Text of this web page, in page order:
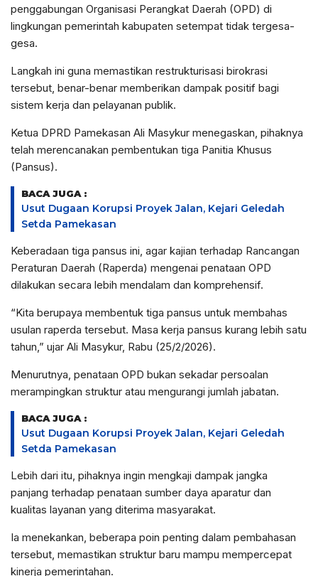
penggabungan Organisasi Perangkat Daerah (OPD) di
lingkungan pemerintah kabupaten setempat tidak tergesa-
gesa.
Langkah ini guna memastikan restrukturisasi birokrasi
tersebut, benar-benar memberikan dampak positif bagi
sistem kerja dan pelayanan publik.
Ketua DPRD Pamekasan Ali Masykur menegaskan, pihaknya
telah merencanakan pembentukan tiga Panitia Khusus
(Pansus).
BACA JUGA :
Usut Dugaan Korupsi Proyek Jalan, Kejari Geledah
Setda Pamekasan
Keberadaan tiga pansus ini, agar kajian terhadap Rancangan
Peraturan Daerah (Raperda) mengenai penataan OPD
dilakukan secara lebih mendalam dan komprehensif.
“Kita berupaya membentuk tiga pansus untuk membahas
usulan raperda tersebut. Masa kerja pansus kurang lebih satu
tahun,” ujar Ali Masykur, Rabu (25/2/2026).
Menurutnya, penataan OPD bukan sekadar persoalan
merampingkan struktur atau mengurangi jumlah jabatan.
BACA JUGA :
Usut Dugaan Korupsi Proyek Jalan, Kejari Geledah
Setda Pamekasan
Lebih dari itu, pihaknya ingin mengkaji dampak jangka
panjang terhadap penataan sumber daya aparatur dan
kualitas layanan yang diterima masyarakat.
Ia menekankan, beberapa poin penting dalam pembahasan
tersebut, memastikan struktur baru mampu mempercepat
kinerja pemerintahan.